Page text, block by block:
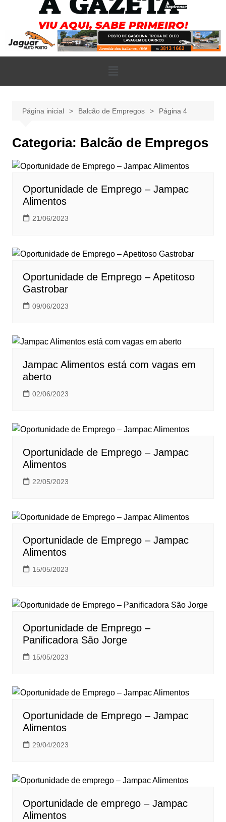
Página inicial Balcão de Empregos Página 4
Categoria: Balcão de Empregos
Oportunidade de Emprego – Jampac
Alimentos
21/06/2023
Oportunidade de Emprego – Apetitoso
Gastrobar
09/06/2023
Jampac Alimentos está com vagas em
aberto
02/06/2023
Oportunidade de Emprego – Jampac
Alimentos
22/05/2023
Oportunidade de Emprego – Jampac
Alimentos
15/05/2023
Oportunidade de Emprego –
Panificadora São Jorge
15/05/2023
Oportunidade de Emprego – Jampac
Alimentos
29/04/2023
Oportunidade de emprego – Jampac
Alimentos